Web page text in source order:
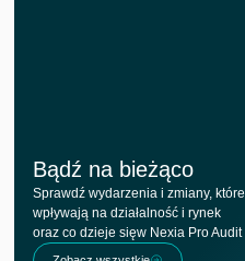
Bądź na bieżąco
Sprawdź wydarzenia i zmiany, które
wpływają na działalność i rynek
oraz co dzieje sięw Nexia Pro Audit